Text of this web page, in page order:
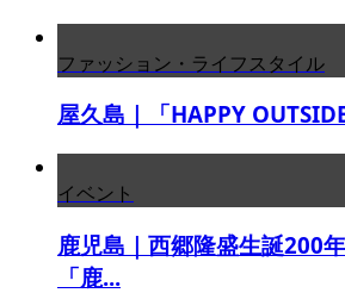
ファッション・ライフスタイル
屋久島｜「HAPPY
イベント
鹿児島｜西郷隆盛生誕200
「鹿...